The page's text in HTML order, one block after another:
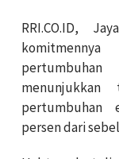
RRI.CO.ID,
menunjukkan
pertumbuhan
persen dari